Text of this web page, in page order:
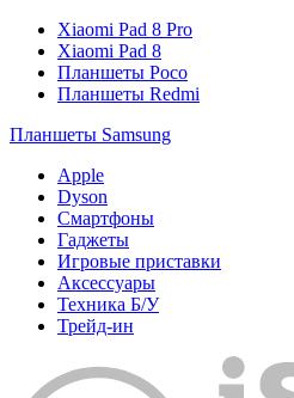
Xiaomi Pad 8 Pro
Xiaomi Pad 8
Планшеты Poco
Планшеты Redmi
Планшеты Samsung
Apple
Dyson
Смартфоны
Гаджеты
Игровые приставки
Аксессуары
Техника Б/У
Трейд-ин